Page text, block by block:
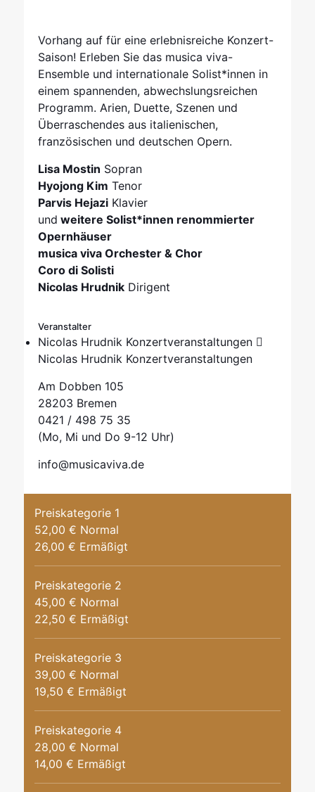
Vorhang auf für eine erlebnisreiche Konzert-
Saison! Erleben Sie das musica viva-
Ensemble und internationale Solist*innen in
einem spannenden, abwechslungsreichen
Programm. Arien, Duette, Szenen und
Überraschendes aus italienischen,
französischen und deutschen Opern.
Lisa Mostin Sopran
Hyojong Kim Tenor
Parvis HejaziKlavier
und weitere Solist*innen renommierter
Opernhäuser
musica viva Orchester & Chor
Coro di Solisti
Nicolas HrudnikDirigent
Veranstalter
Nicolas Hrudnik Konzertveranstaltungen
Nicolas Hrudnik Konzertveranstaltungen
Am Dobben 105
28203 Bremen
0421 / 498 75 35
(Mo, Mi und Do 9-12 Uhr)
info@musicaviva.de
Preiskategorie 1
52,00 € Normal
26,00 € Ermäßigt
Preiskategorie 2
45,00 € Normal
22,50 € Ermäßigt
Preiskategorie 3
39,00 € Normal
19,50 € Ermäßigt
Preiskategorie 4
28,00 € Normal
14,00 € Ermäßigt